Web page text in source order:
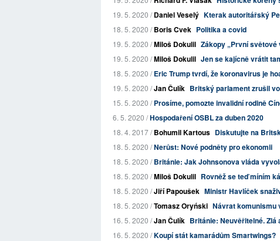
19. 5. 2020 /Daniel Veselý Kterak autoritářský
18. 5. 2020 /Boris Cvek Politika a covid
19. 5. 2020 /Miloš Dokulil Zákopy „První
19. 5. 2020 /Miloš Dokulil Jen se kajícně vrátit
18. 5. 2020 /Eric Trump tvrdí, že koronavirus je
19. 5. 2020 /Jan Čulík Britský parlament zrušil
15. 5. 2020 /Prosíme, pomozte invalidní rodině
6. 5. 2020 /Hospodaření OSBL za duben 2020
18. 4. 2017 /Bohumil Kartous Diskutujte na
18. 5. 2020 /Nerůst: Nové podněty pro ekonomii
18. 5. 2020 /Británie: Jak Johnsonova vláda
18. 5. 2020 /Miloš Dokulil Rovněž se teď míním
18. 5. 2020 /Jiří Papoušek Ministr Havlíček
18. 5. 2020 /Tomasz Oryński Návrat komunismu
16. 5. 2020 /Jan Čulík Británie: Neuvěřitelné.
16. 5. 2020 /Koupí stát kamarádům Smartwings?